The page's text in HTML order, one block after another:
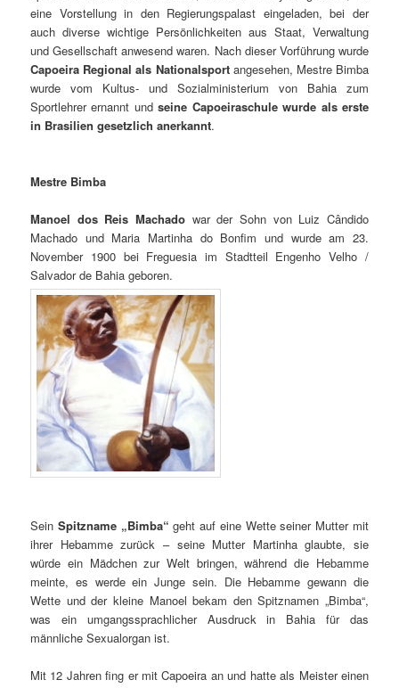
eine Vorstellung in den Regierungspalast eingeladen, bei der
auch diverse wichtige Persönlichkeiten aus Staat, Verwaltung
und Gesellschaft anwesend waren. Nach dieser Vorführung wurde
Capoeira Regional als Nationalsportangesehen, Mestre Bimba
wurde vom Kultus- und Sozialministerium von Bahia zum
Sportlehrer ernannt undseine Capoeiraschule wurde als erste
in Brasilien gesetzlich anerkannt.
Mestre Bimba
Manoel dos Reis Machado war der Sohn von Luiz Cândido
Machado und Maria Martinha do Bonfim und wurde am 23.
November 1900 bei Freguesia im Stadtteil Engenho Velho /
Salvador de Bahia geboren.
Sein Spitzname „Bimba“ geht auf eine Wette seiner Mutter mit
ihrer Hebamme zurück – seine Mutter Martinha glaubte, sie
würde ein Mädchen zur Welt bringen, während die Hebamme
meinte, es werde ein Junge sein. Die Hebamme gewann die
Wette und der kleine Manoel bekam den Spitznamen „Bimba“,
was ein umgangssprachlicher Ausdruck in Bahia für das
männliche Sexualorgan ist.
Mit 12 Jahren fing er mit Capoeira an und hatte als Meister einen